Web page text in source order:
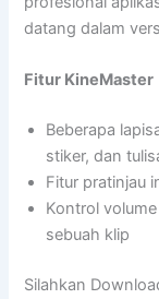
datang dalam
Fitur KineMaster
Beberapa
stiker, dan
Fitur pratinjau
Kontrol
sebuah klip
Silahkan